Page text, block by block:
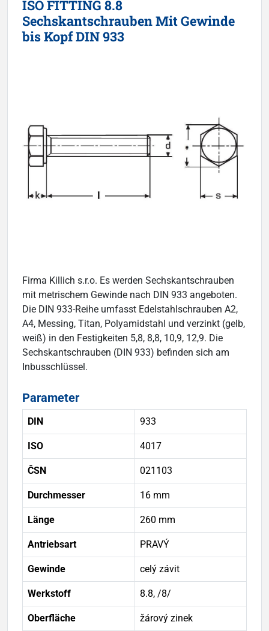
ISO FITTING 8.8
Sechskantschrauben Mit Gewinde
bis Kopf DIN 933
Firma Killich s.r.o. Es werden Sechskantschrauben
mit metrischem Gewinde nach DIN 933 angeboten.
Die DIN 933-Reihe umfasst Edelstahlschrauben A2,
A4, Messing, Titan, Polyamidstahl und verzinkt (gelb,
weiß) in den Festigkeiten 5,8, 8,8, 10,9, 12,9. Die
Sechskantschrauben (DIN 933) befinden sich am
Inbusschlüssel.
Parameter
DIN 933
ISO 4017
ČSN 021103
Durchmesser 16 mm
Länge 260 mm
Antriebsart PRAVÝ
Gewinde celý závit
Werkstoff 8.8, /8/
Oberfläche žárový zinek